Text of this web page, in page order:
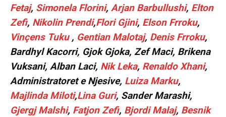
Fetaj, Simonela Florini, Arjan Barbullushi, Elton
Zefi, Nikolin Prendi,Flori Gjini, Elson Frroku,
Vinçens Tuku, Gentian Malotaj, Denis Frroku,
Bardhyl Kacorri, Gjok Gjoka, Zef Maci, Brikena
Vuksani, Alban Laci, Nik Leka, Renaldo Xhani,
Administratoret e Njesive, Luiza Marku,
Majlinda Miloti,Lina Guri, Sander Marashi,
Gjergj Malshi, Fatjon Zefi, Bjordi Malaj, Besnik